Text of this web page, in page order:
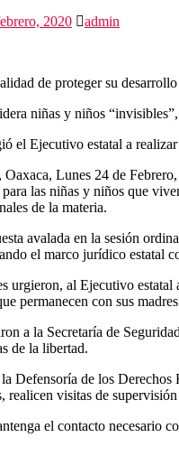
2020 admin
de proteger su
niñas y niños “invisibles”,
el Ejecutivo estatal a realizar
Oaxaca, Lunes 24 de
las niñas y niños que
de la materia.
avalada en la sesión
el marco jurídico estatal
urgieron, al Ejecutivo estatal
permanecen con sus
a la Secretaría de
de la libertad.
Defensoría de los
realicen visitas de
el contacto necesario